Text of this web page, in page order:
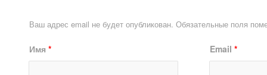
Ваш адрес email не будет опубликован. Обязательные поля
Имя * Email *